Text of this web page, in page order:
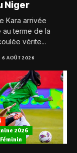
Niger
Kara arrivée
au terme de la
vérite...
6 AOÛT 2026
2026